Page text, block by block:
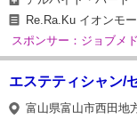
Re.Ra.Ku イオンモ
スポンサー：ジョブメ
エステティシャン/
富山県富山市西田地